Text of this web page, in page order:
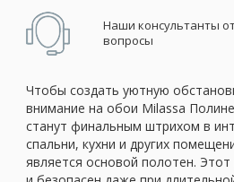
Наши консультанты
вопросы
Чтобы создать уютную
внимание на обои Milassa
станут финальным штрихом в
спальни, кухни и других
является основой полотен.